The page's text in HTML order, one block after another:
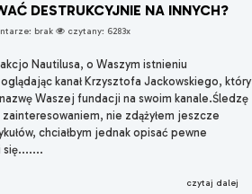
DESTRUKCYJNIE NA INNYCH?
brak czytany: 6283x
Nautilusa, o Waszym istnieniu
kanał Krzysztofa Jackowskiego, który
Waszej fundacji na swoim kanale.Śledzę
nie zdążyłem jeszcze
chciałbym jednak opisać pewne
się.......
czytaj dalej